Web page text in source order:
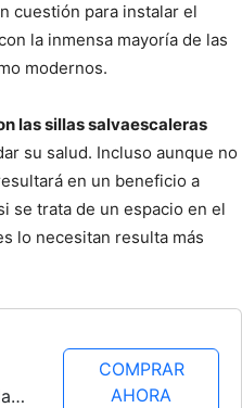
cuestión para instalar el
la inmensa mayoría de las
modernos.
las sillas salvaescaleras
su salud. Incluso aunque no
en un beneficio a
se trata de un espacio en el
lo necesitan resulta más
COMPRAR
AHORA